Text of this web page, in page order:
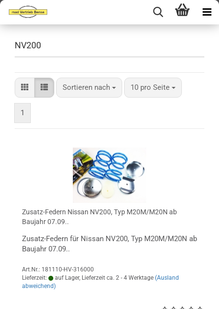
NV200
Sortieren nach
Sortieren nach 10 pro Seite
pro Seite
1
Zusatz-Federn Nissan NV200, Typ M20M/M20N ab
Baujahr 07.09..
Zusatz-Federn für Nissan NV200, Typ M20M/M20N ab
Baujahr 07.09..
Art.Nr.: 181110-HV-316000
Lieferzeit:
auf Lager, Lieferzeit ca. 2 - 4 Werktage (Ausland
abweichend)